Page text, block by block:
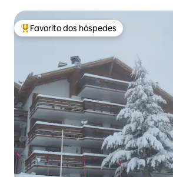
Favoritos dos hóspedes mais apreciados
Favorito dos hóspedes